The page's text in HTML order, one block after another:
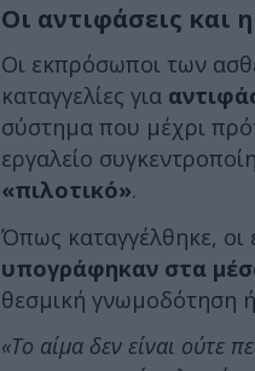
Οι αντιφάσεις και
Οι εκπρόσωποι των
καταγγελίες για
σύστημα που μέχρι
εργαλείο
«πιλοτικό».
Όπως καταγγέλθηκε, οι
υπογράφηκαν στα
θεσμική γνωμοδότηση
«Το αίμα δεν είναι ούτε